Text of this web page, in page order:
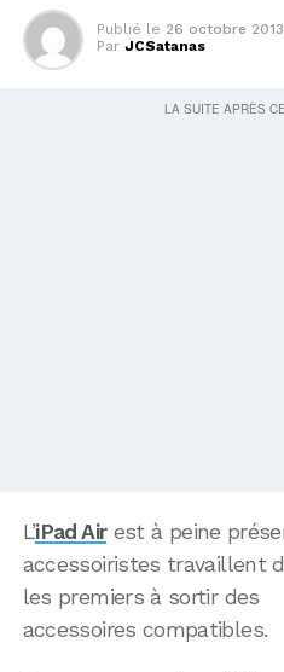
Publié le 26 octobre
Par JCSatanas
L’iPad Airest à peine
accessoiristes travaillent
les premiers à sortir des
accessoires compatibles.